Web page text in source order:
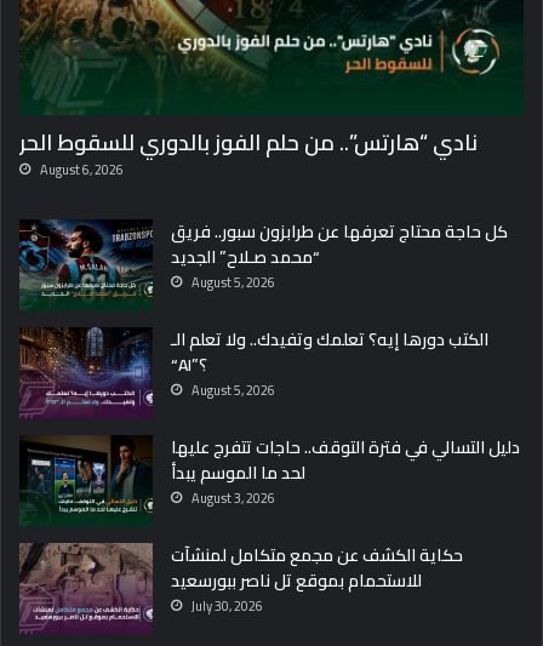
نادي “هارتس”.. من حلم الفوز بالدوري للسقوط الحر
August 6, 2026
كل حاجة محتاج تعرفها عن طرابزون سبور.. فريق
“محمد صـلاح” الجديد
August 5, 2026
الكتب دورها إيه؟ تعلمك وتفيدك.. ولا تعلم الـ
“AI”؟
August 5, 2026
دليل التسالي في فترة التوقف.. حاجات تتفرج عليها
لحد ما الموسم يبدأ
August 3, 2026
حكاية الكشف عن مجمع متكامل لمنشآت
للاستحمام بموقع تل ناصر ببورسعيد
July 30, 2026